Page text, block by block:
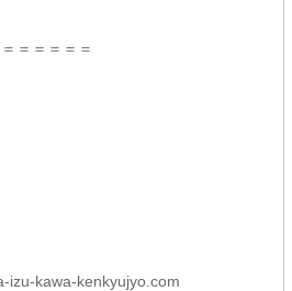
＝＝＝＝＝
izu-kawa-kenkyujyo.com